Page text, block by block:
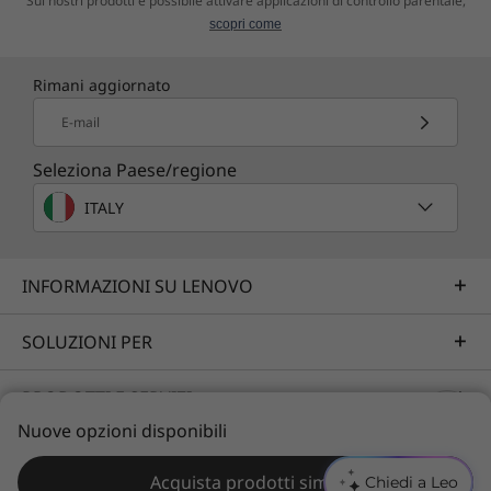
Chiedi a Leo
Scegli tra l'ampia capacità di storage dell'unità
un'unità SSD PCIe fino a 128 GB più un'unità
disco fisso SATA da 1 TB. Avrai a disposizione
uno spazio più che sufficiente per le tue
scopri come
Rimani aggiornato
E-mail
Seleziona Paese/regione
ITALY
INFORMAZIONI SU LENOVO
SOLUZIONI PER
PRODOTTI E SERVIZI
RISORSE
Nuove opzioni disponibili
Acquista prodotti simili